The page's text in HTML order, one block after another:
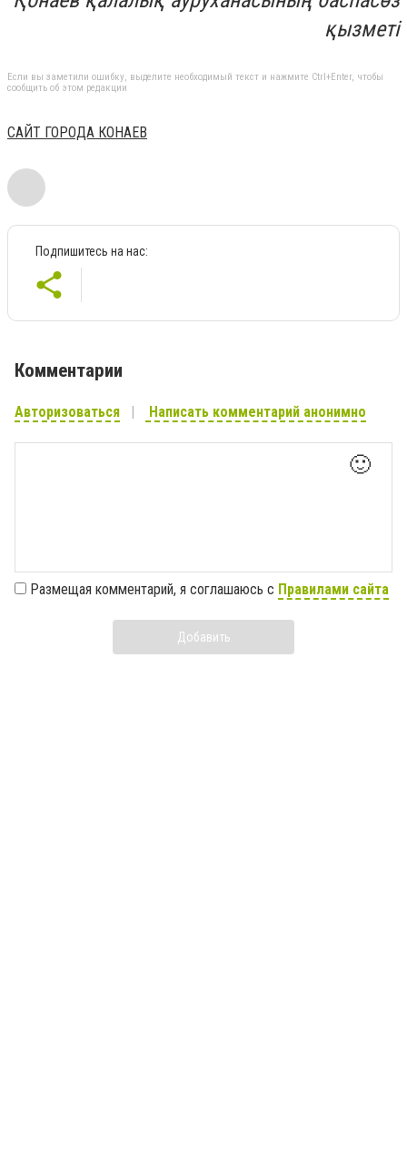
қызметі
Если вы заметили ошибку, выделите необходимый текст и нажмите Ctrl+Enter, чтобы
сообщить об этом редакции
САЙТ ГОРОДА КОНАЕВ
Подпишитесь на нас:
Комментарии
Авторизоваться Написать комментарий анонимно
🙂
Размещая комментарий, я соглашаюсь с Правилами сайта
Добавить